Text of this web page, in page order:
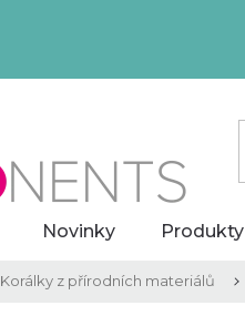
Novinky Produkty
Korálky z přírodních materiálů